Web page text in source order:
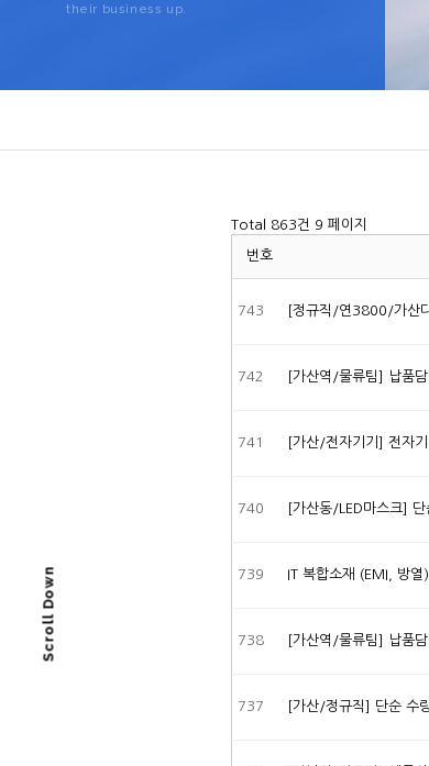
Scroll Down
their business up.
Total 863건 9 페이지
번호
743 [정규직/연3800/가산
742 [가산역/물류팀] 납품
741 [가산/전자기기] 전자
740 [가산동/LED마스크]
739 IT 복합소재 (EMI, 방
738 [가산역/물류팀] 납품
737 [가산/정규직] 단순 수